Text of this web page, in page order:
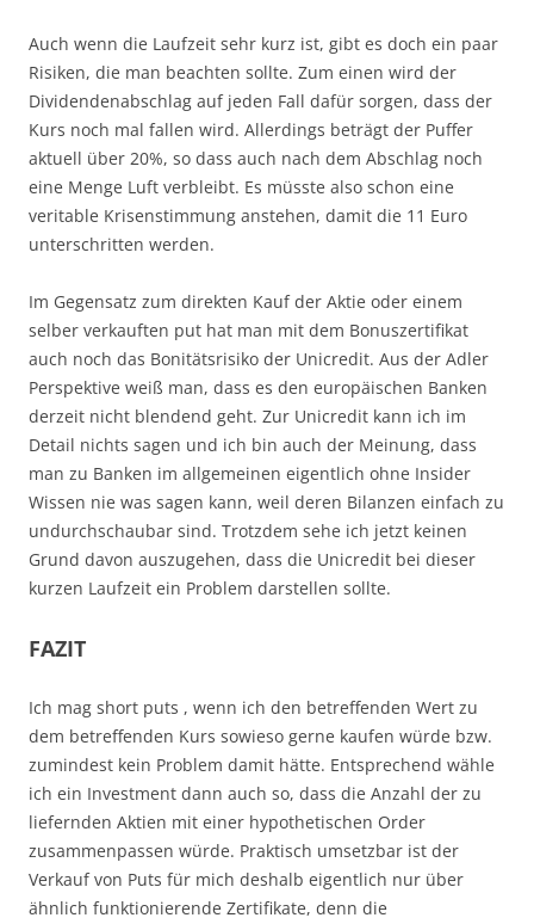
Auch wenn die Laufzeit sehr kurz ist, gibt es doch ein paar
Risiken, die man beachten sollte. Zum einen wird der
Dividendenabschlag auf jeden Fall dafür sorgen, dass der
Kurs noch mal fallen wird. Allerdings beträgt der Puffer
aktuell über 20%, so dass auch nach dem Abschlag noch
eine Menge Luft verbleibt. Es müsste also schon eine
veritable Krisenstimmung anstehen, damit die 11 Euro
unterschritten werden.
Im Gegensatz zum direkten Kauf der Aktie oder einem
selber verkauften put hat man mit dem Bonuszertifikat
auch noch das Bonitätsrisiko der Unicredit. Aus der Adler
Perspektive weiß man, dass es den europäischen Banken
derzeit nicht blendend geht. Zur Unicredit kann ich im
Detail nichts sagen und ich bin auch der Meinung, dass
man zu Banken im allgemeinen eigentlich ohne Insider
Wissen nie was sagen kann, weil deren Bilanzen einfach zu
undurchschaubar sind. Trotzdem sehe ich jetzt keinen
Grund davon auszugehen, dass die Unicredit bei dieser
kurzen Laufzeit ein Problem darstellen sollte.
FAZIT
Ich mag short puts , wenn ich den betreffenden Wert zu
dem betreffenden Kurs sowieso gerne kaufen würde bzw.
zumindest kein Problem damit hätte. Entsprechend wähle
ich ein Investment dann auch so, dass die Anzahl der zu
liefernden Aktien mit einer hypothetischen Order
zusammenpassen würde. Praktisch umsetzbar ist der
Verkauf von Puts für mich deshalb eigentlich nur über
ähnlich funktionierende Zertifikate, denn die